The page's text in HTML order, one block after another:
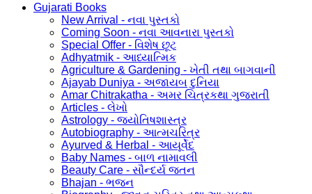
Gujarati Books
New Arrival - નવા પુસ્તકો
Coming Soon - નવા આવનારા પુસ્તકો
Special Offer - વિશેષ છૂટ
Adhyatmik - આધ્યાત્મિક
Agriculture & Gardening - ખેતી તથા બાગવાની
Ajayab Duniya - અજાયબ દુનિયા
Amar Chitrakatha - અમર ચિત્રકથા ગુજરાતી
Articles - લેખો
Astrology - જ્યોતિષશાસ્ત્ર
Autobiography - આત્મચરિત્ર
Ayurved & Herbal - આયૂર્વેદ
Baby Names - બાળ નામાવલી
Beauty Care - સૌન્દર્ય જતન
Bhajan - ભજન